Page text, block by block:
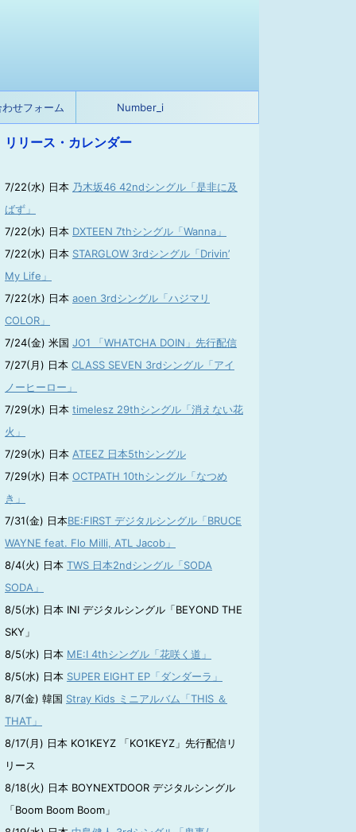
せフォーム Number_i
リリース・カレンダー
7/22(水) 日本 乃木坂46 42ndシングル「是非に及
ばず」
7/22(水) 日本 DXTEEN 7thシングル「Wanna」
7/22(水) 日本 STARGLOW 3rdシングル「Drivin’
My Life」
7/22(水) 日本 aoen 3rdシングル「ハジマリ
COLOR」
7/24(金) 米国 JO1 「WHATCHA DOIN」先行配信
7/27(月) 日本 CLASS SEVEN 3rdシングル「アイ
ノーヒーロー」
7/29(水) 日本 timelesz 29thシングル「消えない花
火」
7/29(水) 日本 ATEEZ 日本5thシングル
7/29(水) 日本 OCTPATH 10thシングル「なつめ
き」
7/31(金) 日本BE:FIRST デジタルシングル「BRUCE
WAYNE feat. Flo Milli, ATL Jacob」
8/4(火) 日本 TWS 日本2ndシングル「SODA
SODA」
8/5(水) 日本 INI デジタルシングル「BEYOND THE
SKY」
8/5(水) 日本 ME:I 4thシングル「花咲く道」
8/5(水) 日本 SUPER EIGHT EP「ダンダーラ」
8/7(金) 韓国 Stray Kids ミニアルバム「THIS ＆
THAT」
8/17(月) 日本 KO1KEYZ 「KO1KEYZ」先行配信リ
リース
8/18(火) 日本 BOYNEXTDOOR デジタルシングル
「Boom Boom Boom」